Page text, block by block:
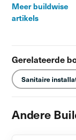
Meer buildwise
artikels
Gerelateerde
Sanitaire
Andere